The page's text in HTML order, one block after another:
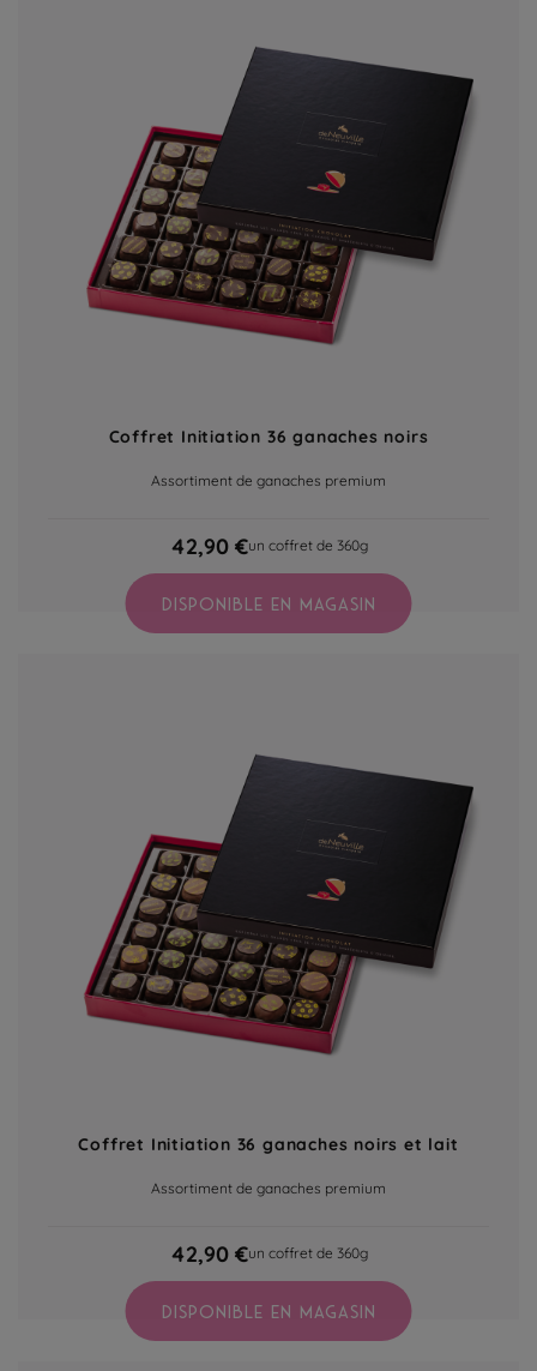
Coffret Initiation 36 ganaches noirs
Assortiment de ganaches premium
42,90 €un coffret de 360g
DISPONIBLE EN MAGASIN
Coffret Initiation 36 ganaches noirs et lait
Assortiment de ganaches premium
42,90 €un coffret de 360g
DISPONIBLE EN MAGASIN